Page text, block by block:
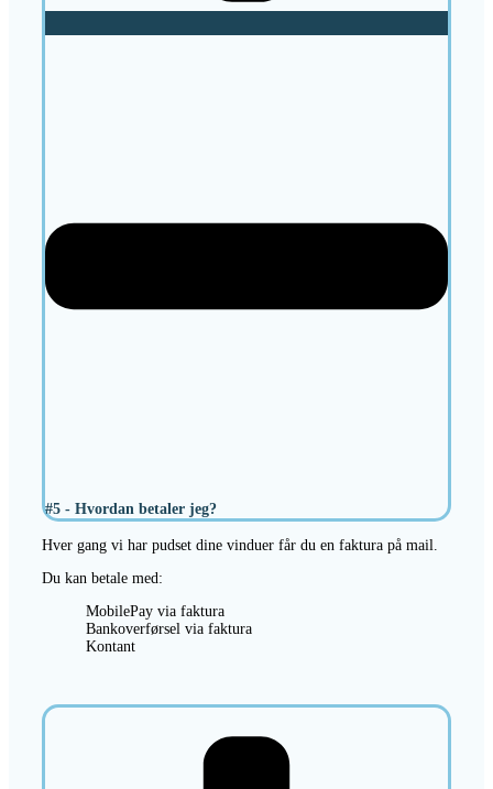
#5 - Hvordan betaler jeg?
Hver gang vi har pudset dine vinduer får du en faktura på mail.
Du kan betale med:
MobilePay via faktura
Bankoverførsel via faktura
Kontant